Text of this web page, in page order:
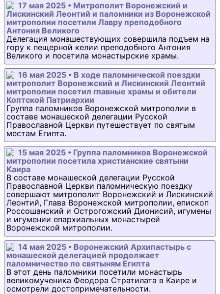
17 мая 2025 • Митрополит Воронежский и
Лискинский Леонтий и паломники из Воронежской
митрополии посетили Лавру преподобного
Антония Великого
Делегация монашествующих совершила подъем на
гору к пещерной келии преподобного Антония
Великого и посетила монастырские храмы.
16 мая 2025 • В ходе паломнической поездки
митрополит Воронежский и Лискинский Леонтий
митрополии посетил главные храмы и обители
Коптской Патриархии
Группа паломников Воронежской митрополии в
составе монашеской делегации Русской
Православной Церкви путешествует по святым
местам Египта.
15 мая 2025 • Группа паломников Воронежской
митрополии посетила христианские святыни
Каира
В составе монашеской делегации Русской
Православной Церкви паломническую поездку
совершают митрополит Воронежский и Лискинский
Леонтий, Глава Воронежской митрополии, епископ
Россошанский и Острогожский Дионисий, игумены
и игумении епархиальных монастырей
Воронежской митрополии.
14 мая 2025 • Воронежский Архипастырь с
монашеской делегацией продолжает
паломничество по святыням Египта
В этот день паломники посетили монастырь
великомученика Феодора Стратилата в Каире и
осмотрели достопримечательности.